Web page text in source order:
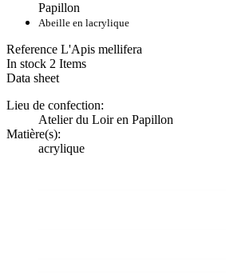
Papillon
Abeille en lacrylique
Reference L'Apis mellifera
In stock 2 Items
Data sheet
Lieu de confection:
Atelier du Loir en Papillon
Matière(s):
acrylique